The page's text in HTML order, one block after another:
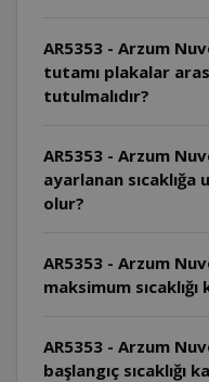
AR5353 - Arzum
tutamı plakalar
tutulmalıdır?
AR5353 - Arzum
ayarlanan sıcaklığa
olur?
AR5353 - Arzum
maksimum
AR5353 - Arzum
başlangıç sıcaklığı